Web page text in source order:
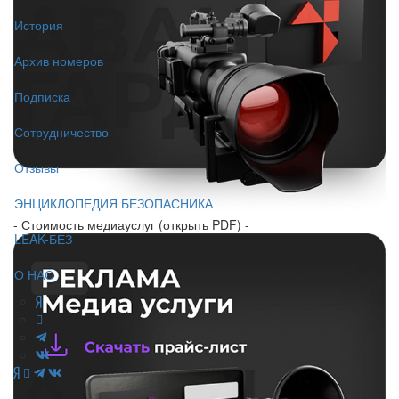
История
Архив номеров
Подписка
Сотрудничество
Отзывы
ЭНЦИКЛОПЕДИЯ БЕЗОПАСНИКА
LEAK-БЕЗ
О НАС
- Стоимость медиауслуг (открыть PDF) -